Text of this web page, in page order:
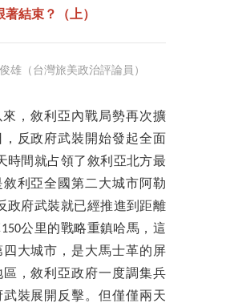
著結束？（上）
雄（台灣旅美政治評論員）
來，敘利亞內戰局勢再次擴
，反政府武裝開始發起全面
時間就占領了敘利亞北方最
利亞全國第二大城市阿勒
政府武裝就已經推進到距離
公里的戰略重鎮哈馬，這
大城市，是大馬士革的屏
區，敘利亞政府一度調集兵
裝展開反擊。但僅僅兩天